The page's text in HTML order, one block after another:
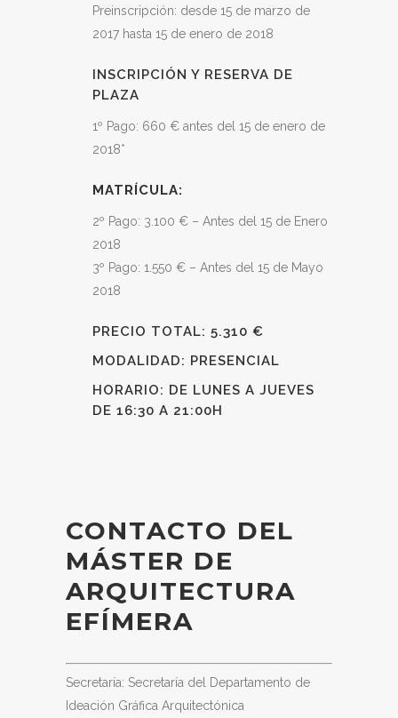
Preinscripción: desde 15 de marzo de
2017 hasta 15 de enero de 2018
INSCRIPCIÓN Y RESERVA DE
PLAZA
1º Pago: 660 € antes del 15 de enero de
2018*
MATRÍCULA:
2º Pago: 3.100 € – Antes del 15 de Enero
2018
3º Pago: 1.550 € – Antes del 15 de Mayo
2018
PRECIO TOTAL: 5.310 €
MODALIDAD: PRESENCIAL
HORARIO: DE LUNES A JUEVES
DE 16:30 A 21:00H
CONTACTO DEL
MÁSTER DE
ARQUITECTURA
EFÍMERA
Secretaría: Secretaría del Departamento de
Ideación Gráfica Arquitectónica